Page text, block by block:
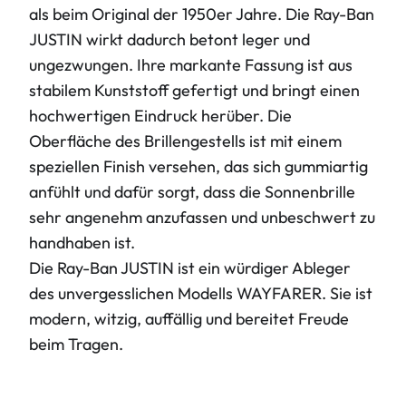
als beim Original der 1950er Jahre. Die Ray-Ban
JUSTIN wirkt dadurch betont leger und
ungezwungen. Ihre markante Fassung ist aus
stabilem Kunststoff gefertigt und bringt einen
hochwertigen Eindruck herüber. Die
Oberfläche des Brillengestells ist mit einem
speziellen Finish versehen, das sich gummiartig
anfühlt und dafür sorgt, dass die Sonnenbrille
sehr angenehm anzufassen und unbeschwert zu
handhaben ist.
Die Ray-Ban JUSTIN ist ein würdiger Ableger
des unvergesslichen Modells WAYFARER. Sie ist
modern, witzig, auffällig und bereitet Freude
beim Tragen.